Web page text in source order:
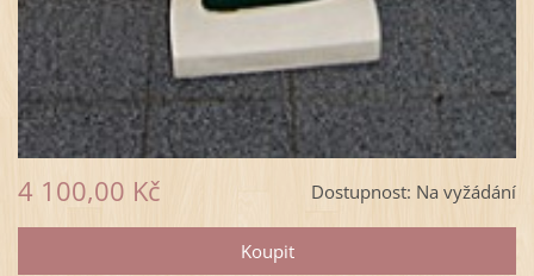
Dostupnost: Na vyžádání
4 100,00 Kč